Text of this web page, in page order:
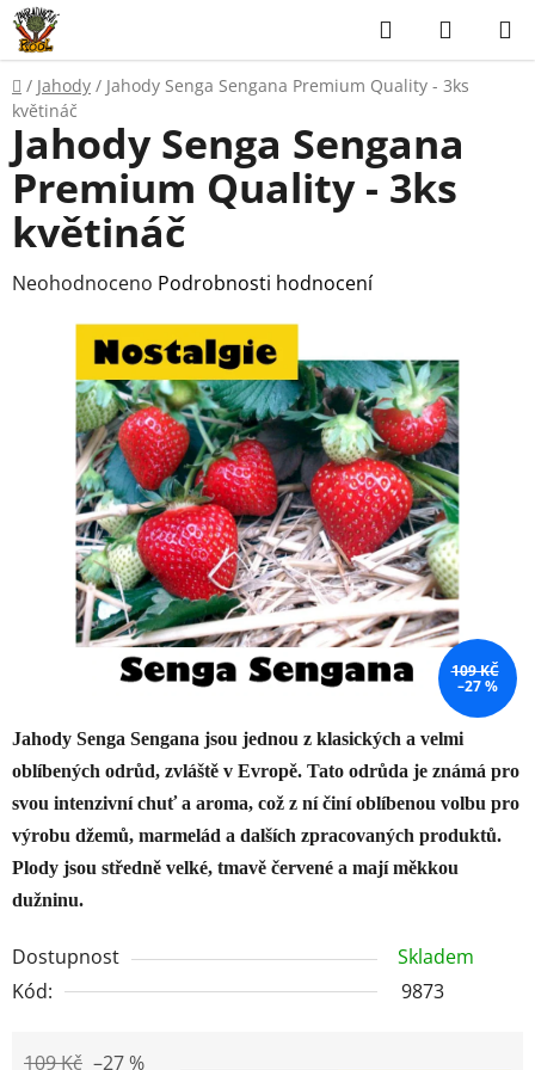
Přejít
na
obsah
Hledat
KOŠÍK
Domů
/ Jahody / Jahody Senga Sengana Premium Quality - 3ks
květináč
Jahody Senga Sengana jsou jednou z klasických a velmi
oblíbených odrůd, zvláště v Evropě. Tato odrůda je známá pro
svou intenzivní chuť a aroma, což z ní činí oblíbenou volbu pro
výrobu džemů, marmelád a dalších zpracovaných produktů.
Plody jsou středně velké, tmavě červené a mají měkkou
dužninu.
Dostupnost
Skladem
Kód:
9873
109 Kč –27 %
Jahody Senga Sengana
Premium Quality - 3ks
květináč
Průměrné
produktu
hvězdiček.
Neohodnoceno Podrobnosti hodnocení
109 KČ
–27 %